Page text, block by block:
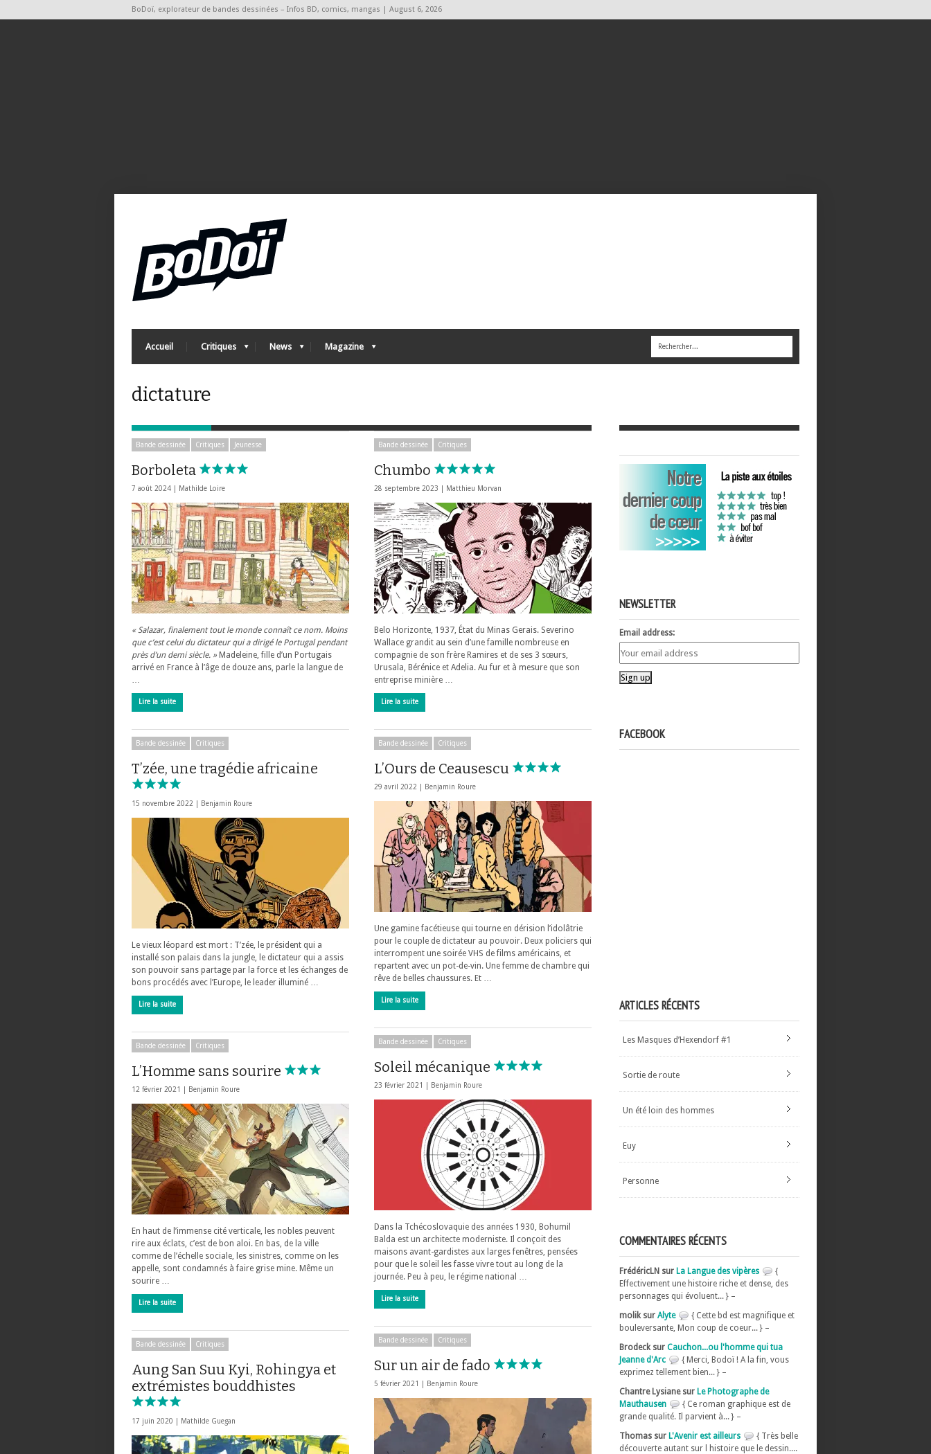
BoDoï, explorateur de bandes dessinées – Infos BD, comics, mangas | August 6, 2026
Accueil Critiques News Magazine
dictature
Bande dessinée Critiques Jeunesse
Borboleta
7 août 2024 | Mathilde Loire
« Salazar, finalement tout le monde connaît ce nom. Moins
que c’est celui du dictateur qui a dirigé le Portugal pendant
près d’un demi siècle. » Madeleine, fille d’un Portugais
arrivé en France à l’âge de douze ans, parle la langue de
…
Lire la suite
Bande dessinée Critiques
Chumbo
28 septembre 2023 | Matthieu Morvan
Belo Horizonte, 1937, État du Minas Gerais. Severino
Wallace grandit au sein d’une famille nombreuse en
compagnie de son frère Ramires et de ses 3 sœurs,
Urusala, Bérénice et Adelia. Au fur et à mesure que son
entreprise minière …
Lire la suite
Bande dessinée Critiques
T’zée, une tragédie africaine
15 novembre 2022 | Benjamin Roure
Le vieux léopard est mort : T’zée, le président qui a
installé son palais dans la jungle, le dictateur qui a assis
son pouvoir sans partage par la force et les échanges de
bons procédés avec l’Europe, le leader illuminé …
Lire la suite
Bande dessinée Critiques
L’Ours de Ceausescu
29 avril 2022 | Benjamin Roure
Une gamine facétieuse qui tourne en dérision l’idolâtrie
pour le couple de dictateur au pouvoir. Deux policiers qui
interrompent une soirée VHS de films américains, et
repartent avec un pot-de-vin. Une femme de chambre qui
rêve de belles chaussures. Et …
Lire la suite
Bande dessinée Critiques
Soleil mécanique
23 février 2021 | Benjamin Roure
Dans la Tchécoslovaquie des années 1930, Bohumil
Balda est un architecte moderniste. Il conçoit des
maisons avant-gardistes aux larges fenêtres, pensées
pour que le soleil les fasse vivre tout au long de la
journée. Peu à peu, le régime national …
Lire la suite
Bande dessinée Critiques
L’Homme sans sourire
12 février 2021 | Benjamin Roure
En haut de l’immense cité verticale, les nobles peuvent
rire aux éclats, c’est de bon aloi. En bas, de la ville
comme de l’échelle sociale, les sinistres, comme on les
appelle, sont condamnés à faire grise mine. Même un
sourire …
Lire la suite
Bande dessinée Critiques
Sur un air de fado
5 février 2021 | Benjamin Roure
Bande dessinée Critiques
Aung San Suu Kyi, Rohingya et
extrémistes bouddhistes
17 juin 2020 | Mathilde Guegan
NEWSLETTER
Email address:
FACEBOOK
ARTICLES RÉCENTS
Les Masques d’Hexendorf #1
Sortie de route
Un été loin des hommes
Euy
Personne
COMMENTAIRES RÉCENTS
FrédéricLN sur La Langue des vipères
{
Effectivement une histoire riche et dense, des
personnages qui évoluent... } –
molik sur Alyte
{ Cette bd est magnifique et
bouleversante, Mon coup de coeur... } –
Brodeck sur Cauchon...ou l'homme qui tua
Jeanne d'Arc
{ Merci, Bodoï ! A la fin, vous
exprimez tellement bien... } –
Chantre Lysiane sur Le Photographe de
Mauthausen
{ Ce roman graphique est de
grande qualité. Il parvient à... } –
Thomas sur L'Avenir est ailleurs
{ Très belle
découverte autant sur l histoire que le dessin....